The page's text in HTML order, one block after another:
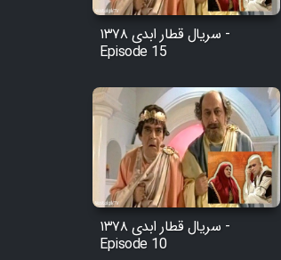
Film
Film Atash
Animeishen
Be Sarzamin
Film Jangju
سریال قطار ابدی ۱۳۷۸ -
Episode 15
سریال قطار ابدی ۱۳۷۸ -
Episode 10